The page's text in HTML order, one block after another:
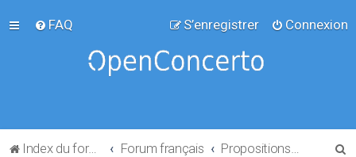
FAQ Connexion
S’enregistrer
Index du forum Forum français